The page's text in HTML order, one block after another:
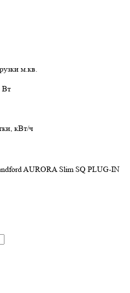
м.кв.
Вт
кВт/ч
AURORA Slim SQ PLUG-IN